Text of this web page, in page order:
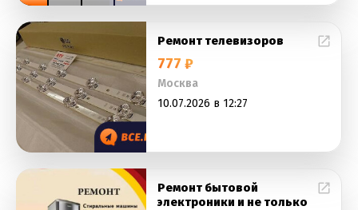
Ремонт телевизоров
777 ₽
Москва
10.07.2026 в 12:27
Ремонт бытовой
электроники и не только